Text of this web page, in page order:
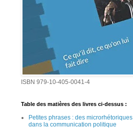
ISBN 979-10-405-0041-4
Table des matières des livres ci-dessus :
Petites phrases : des microrhétoriques
dans la communication politique